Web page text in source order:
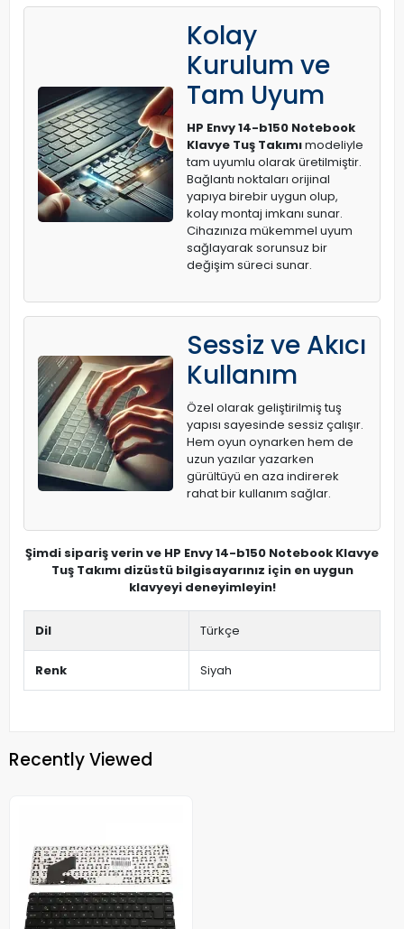
Kolay
Kurulum ve
Tam Uyum
HP Envy 14-b150 Notebook
Klavye Tuş Takımımodeliyle
tam uyumlu olarak üretilmiştir.
Bağlantı noktaları orijinal
yapıya birebir uygun olup,
kolay montaj imkanı sunar.
Cihazınıza mükemmel uyum
sağlayarak sorunsuz bir
değişim süreci sunar.
Sessiz ve Akıcı
Kullanım
Özel olarak geliştirilmiş tuş
yapısı sayesinde sessiz çalışır.
Hem oyun oynarken hem de
uzun yazılar yazarken
gürültüyü en aza indirerek
rahat bir kullanım sağlar.
Şimdi sipariş verin ve HP Envy 14-b150 Notebook Klavye
Tuş Takımı dizüstü bilgisayarınız için en uygun
klavyeyi deneyimleyin!
Dil Türkçe
Renk Siyah
Recently Viewed